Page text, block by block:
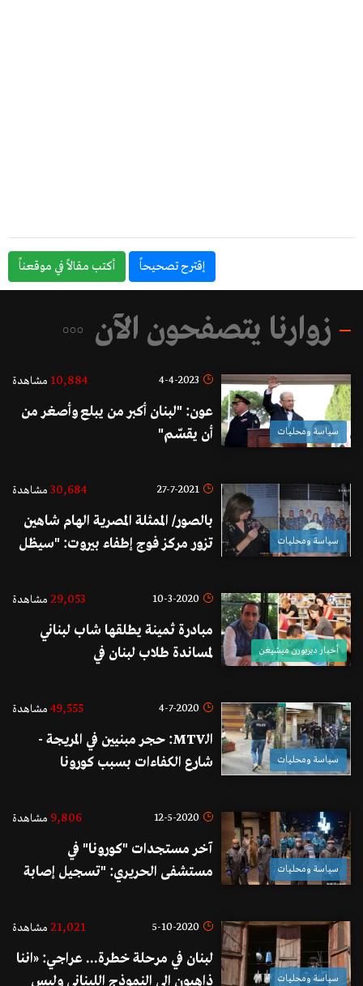
إقترح تصحيحاً أكتب مقالاً في موقعناً
زوارنا يتصفحون الآن
سياسة ومحليات
4-4-2023
10,884 مشاهدة
عون: "لبنان أكبر من يبلع وأصغر من
أن يقسّم"
سياسة ومحليات
27-7-2021
30,684 مشاهدة
بالصور/ الممثلة المصرية الهام شاهين
تزور مركز فوج إطفاء بيروت: "سيظل
رغم كل الظروف الصعبة"
أخبار ديربورن ميشيغن
10-3-2020
29,053 مشاهدة
مبادرة ثمينة يطلقها شاب لبناني
لمساندة طلاب لبنان في
حال تعثر حصولهم من الأموال
سياسة ومحليات
4-7-2020
49,555 مشاهدة
الـMTV: حجر مبنيين في المريجة -
شارع الكفاءات بسبب كورونا
سياسة ومحليات
12-5-2020
9,806 مشاهدة
آخر مستجدات "كورونا" في
مستشفى الحريري: "تسجيل إصابة
حالتين للشفاء "
سياسة ومحليات
5-10-2020
21,021 مشاهدة
لبنان في مرحلة خطرة... عراجي: «اننا
ذاهبون الى النموذج اللبناني وليس